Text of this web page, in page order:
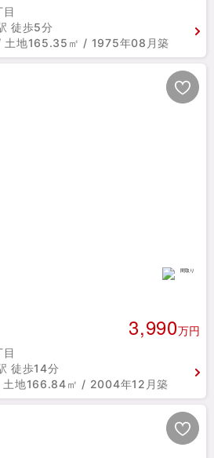
徒歩5分
地165.35㎡ / 1975年08月築
3,990万円
徒歩14分
地166.84㎡ / 2004年12月築